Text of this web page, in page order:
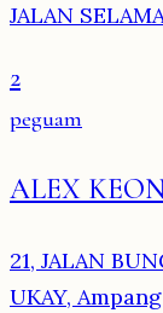
JALAN
2
peguam
ALEX
21, JALAN
UKAY, Ampang